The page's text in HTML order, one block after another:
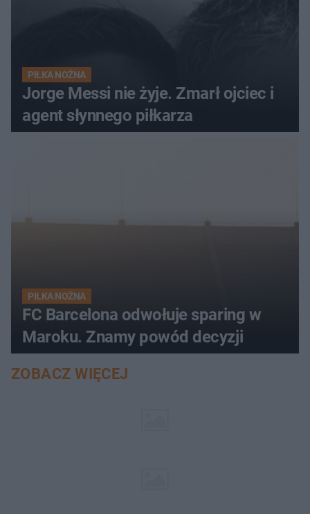
PIŁKA NOŻNA
Jorge Messi nie żyje. Zmarł ojciec i
agent słynnego piłkarza
PIŁKA NOŻNA
FC Barcelona odwołuje sparing w
Maroku. Znamy powód decyzji
ZOBACZ WIĘCEJ